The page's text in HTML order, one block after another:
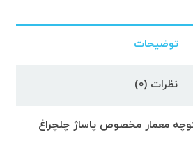
توضیحات
نظرات (0)
کوچه معمار مخصوص پاساژ چلچراغ